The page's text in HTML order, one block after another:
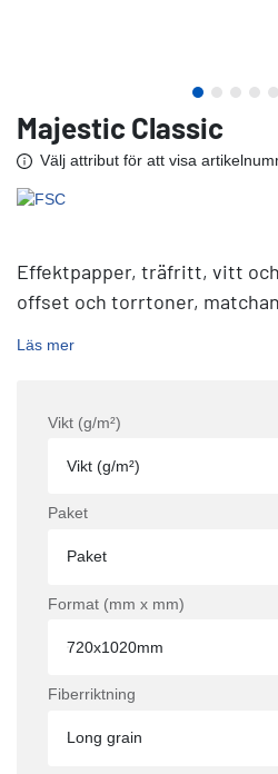
Majestic Classic
Välj attribut för att visa
Effektpapper, träfritt, vitt
offset och torrtoner,
Läs mer
Vikt (g/m²)
Vikt (g/m²)
Paket
Paket
Format (mm x mm)
720x1020mm
Fiberriktning
Long grain